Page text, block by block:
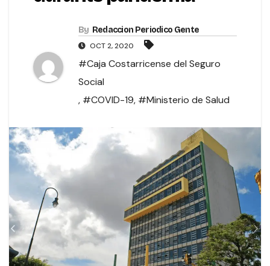
By Redaccion Periodico Gente
OCT 2, 2020
#Caja Costarricense del Seguro
Social
, #COVID-19, #Ministerio de Salud